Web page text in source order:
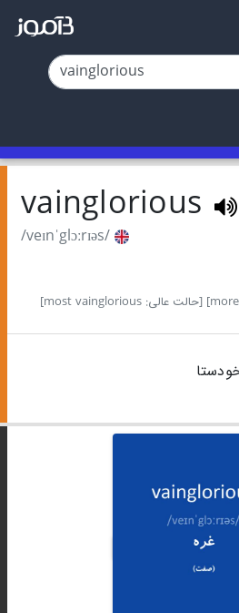
vainglorious
/veɪnˈglɔːrɪəs/
[حالت عالی: most vainglorious]